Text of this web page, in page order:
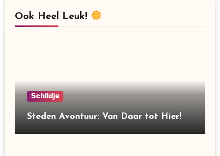
Ook Heel Leuk!
Schildje
Steden Avontuur: Van Daar tot Hier!